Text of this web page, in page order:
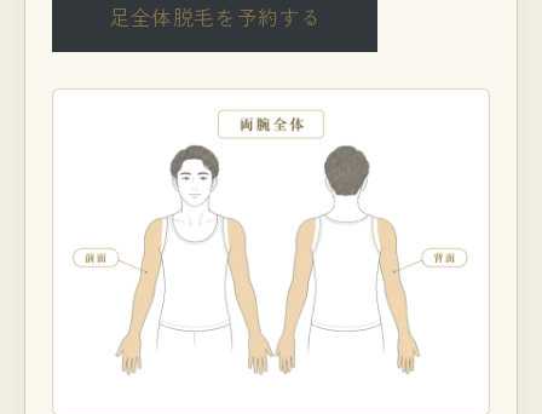
足全体脱毛を予約する